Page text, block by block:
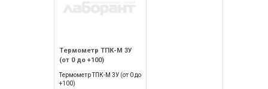
Термометр ТПК-М 3У
(от 0 до +100)
Термометр ТПК-М 3У (от 0 до
+100)